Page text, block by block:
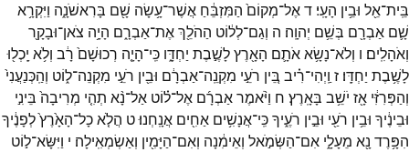
בֵּֽית־אֵ֖ל וּבֵ֥ין הָעָֽי׃ דאֶל־מְקוֹם֙ הַמִּזְבֵּ֔חַ אֲשֶׁר־עָ֥שָׂה שָׁ֖ם בָּרִאשֹׁנָ֑ה וַיִּקְרָ֥א
שָׁ֛ם אַבְרָ֖ם בְּשֵׁ֥ם יְהוָֽה׃ ה וְגַם־לְל֔וֹט הַהֹלֵ֖ךְאֶת־אַבְרָ֑ם הָיָ֥ה צֹאן־וּבָקָ֖ר
וְאֹהָלִֽים׃ ו וְלֹא־נָשָׂ֥אאֹתָ֛ם הָאָ֖רֶץלָשֶׁ֣בֶת יַחְדָּ֑ו כִּֽי־הָיָ֤ה רְכוּשָׁם֙ רָ֔ב וְלֹ֥א יָֽכְל֖וּ
לָשֶׁ֥בֶת יַחְדָּֽו׃ ז וַֽיְהִי־רִ֗יב בֵּ֚ין רֹעֵ֣י מִקְנֵֽה־אַבְרָ֔ם וּבֵ֖ין רֹעֵ֣י מִקְנֵה־ל֑וֹט וְהַֽכְּנַעֲנִי֙
וְהַפְּרִזִּ֔י אָ֖ז יֹשֵׁ֥ב בָּאָֽרֶץ׃ ח וַיֹּ֨אמֶראַבְרָ֜ם אֶל־ל֗וֹט אַל־נָ֨א תְהִ֤י מְרִיבָה֙ בֵּינִ֣י
וּבֵינֶ֔יךָ וּבֵ֥ין רֹעַ֖י וּבֵ֣ין רֹעֶ֑יךָכִּֽי־אֲנָשִׁ֥ים אַחִ֖ים אֲנָֽחְנוּ׃ט הֲלֹ֤אכָל־הָאָ֙רֶץ֙לְפָנֶ֔יךָ
הִפָּ֥רֶד נָ֖א מֵעָלָ֑י אִם־הַשְּׂמֹ֣אל וְאֵימִ֔נָה וְאִם־הַיָּמִ֖ין וְאַשְׂמְאִֽילָה׃ י וַיִּשָּׂא־ל֣וֹט